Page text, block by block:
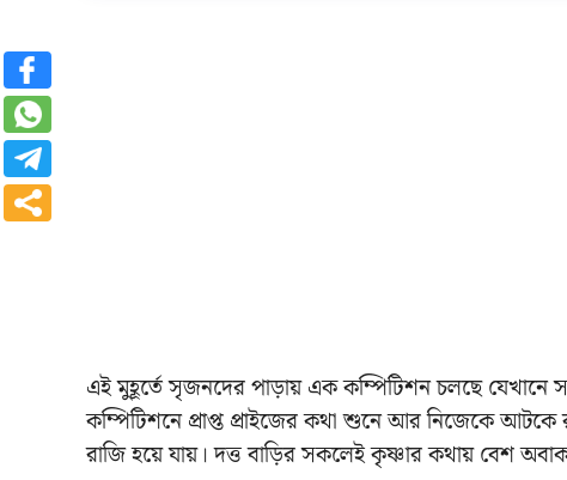
এই মুহূর্তে সৃজনদের পাড়ায় এক কম্পিটিশন চলছে
কম্পিটিশনে প্রাপ্ত প্রাইজের কথা শুনে আর নিজেকে আটকে
রাজি হয়ে যায়। দত্ত বাড়ির সকলেই কৃষ্ণার কথায় বেশ